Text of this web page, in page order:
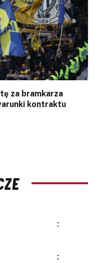
za bramkarza
kontraktu
:
: